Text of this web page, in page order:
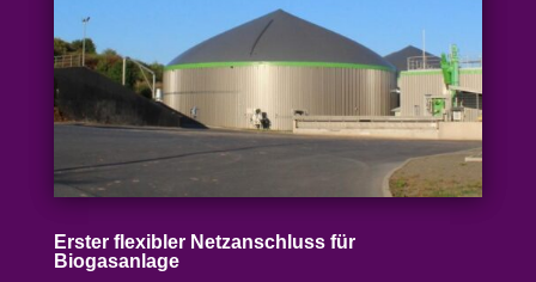
Erster flexibler Netz­an­schluss für
Biogasanlage